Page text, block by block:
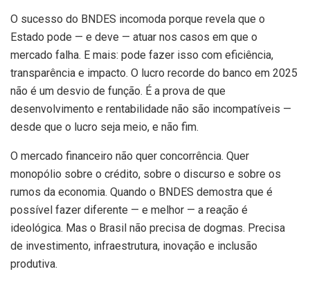
O sucesso do BNDES incomoda porque revela que o
Estado pode — e deve — atuar nos casos em que o
mercado falha. E mais: pode fazer isso com eficiência,
transparência e impacto. O lucro recorde do banco em 2025
não é um desvio de função. É a prova de que
desenvolvimento e rentabilidade não são incompatíveis —
desde que o lucro seja meio, e não fim.
O mercado financeiro não quer concorrência. Quer
monopólio sobre o crédito, sobre o discurso e sobre os
rumos da economia. Quando o BNDES demostra que é
possível fazer diferente — e melhor — a reação é
ideológica. Mas o Brasil não precisa de dogmas. Precisa
de investimento, infraestrutura, inovação e inclusão
produtiva.